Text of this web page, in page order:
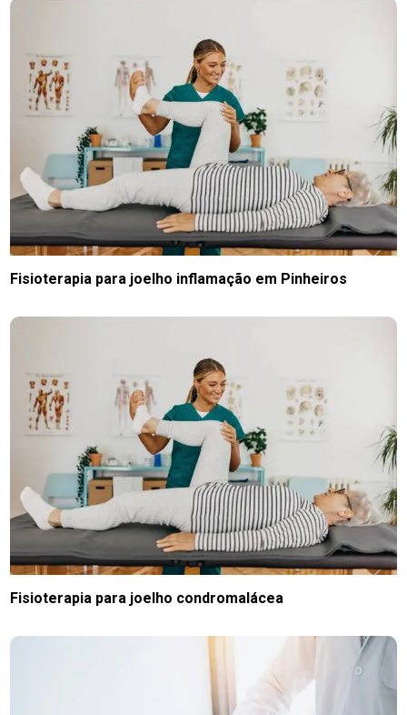
Fisioterapia para joelho inflamação em Pinheiros
Fisioterapia para joelho condromalácea